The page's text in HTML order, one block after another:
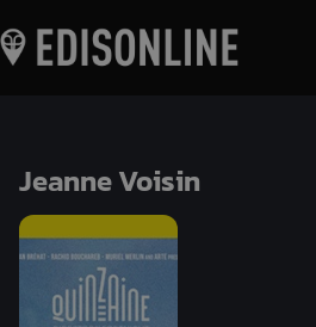
Jeanne Voisin